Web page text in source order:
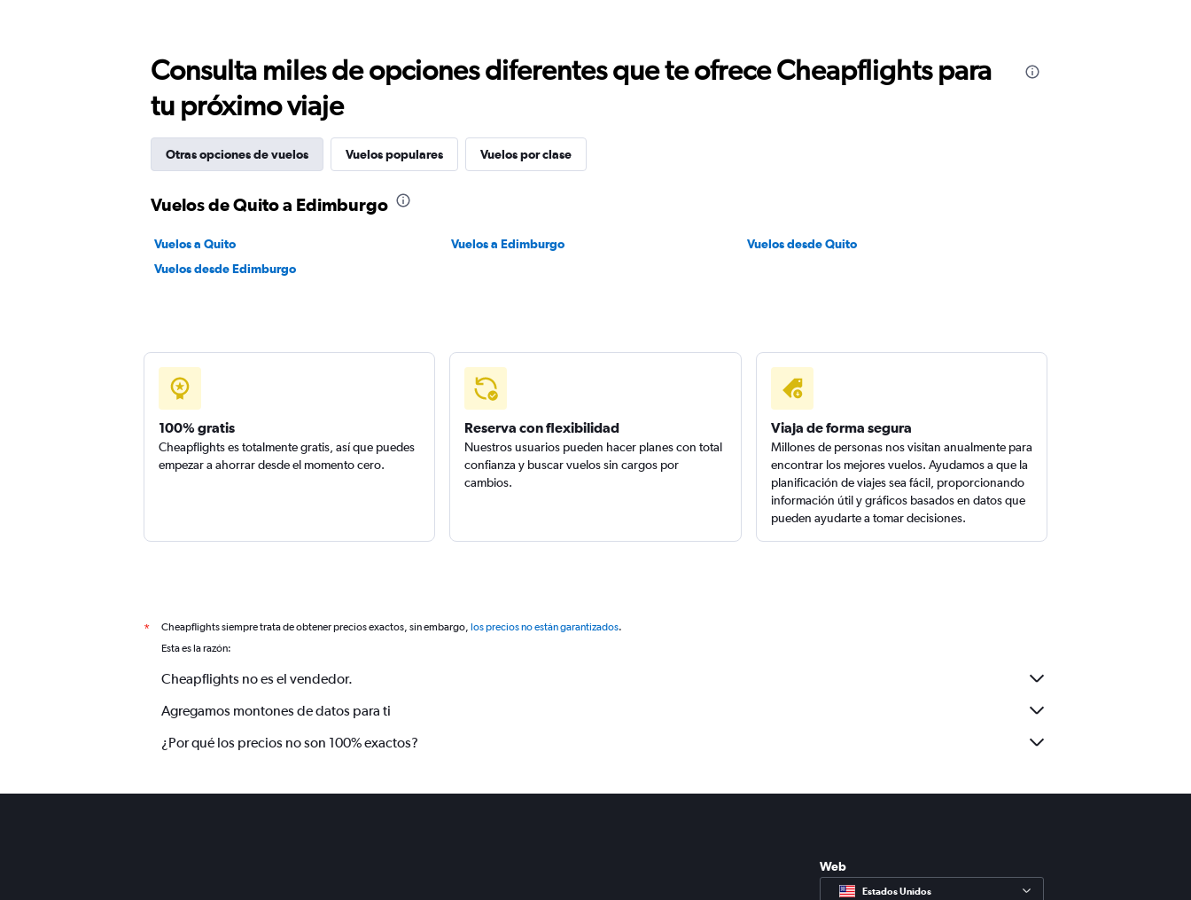
Consulta miles de opciones diferentes que te ofrece Cheapflights para
tu próximo viaje
Otras opciones de vuelos Vuelos populares Vuelos por clase
Vuelos de Quito a Edimburgo
Vuelos a Quito Vuelos a Edimburgo
Vuelos desde Quito
Vuelos desde Edimburgo
100% gratis
Cheapflights es totalmente gratis, así que puedes
empezar a ahorrar desde el momento cero.
Reserva con flexibilidad
Nuestros usuarios pueden hacer planes con total
confianza y buscar vuelos sin cargos por
cambios.
Viaja de forma segura
Millones de personas nos visitan anualmente para
encontrar los mejores vuelos. Ayudamos a que la
planificación de viajes sea fácil, proporcionando
información útil y gráficos basados en datos que
pueden ayudarte a tomar decisiones.
* Cheapflights siempre trata de obtener precios exactos, sin embargo, los precios no están garantizados.
Esta es la razón:
Cheapflights no es el vendedor.
Agregamos montones de datos para ti
¿Por qué los precios no son 100% exactos?
Web
Estados Unidos